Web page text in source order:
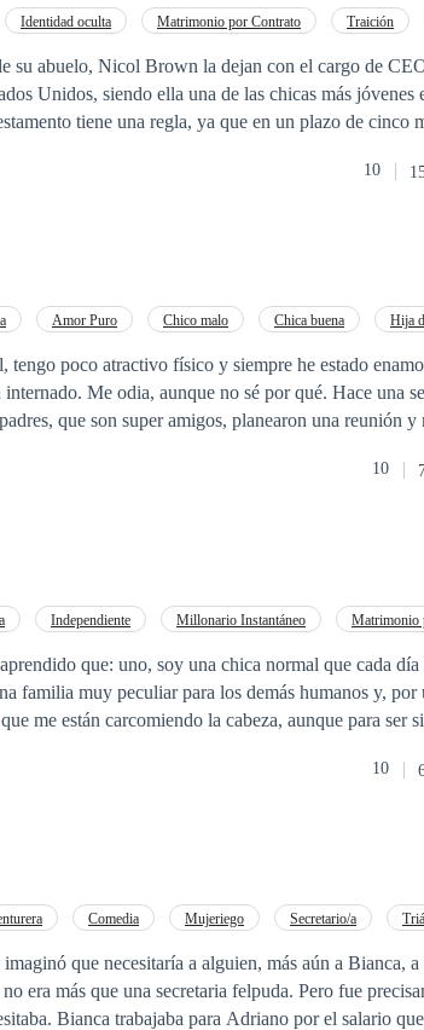
Identidad oculta Matrimonio por Contrato Traición
su abuelo, Nicol Brown la dejan con el cargo de
Unidos, siendo ella una de las chicas más
tiene una regla, ya que en un plazo de cinco
a permitir perder su cargo, así que trataría tener un
10
Amor Puro Chico malo Chica buena
Hija
poco atractivo físico y siempre he estado
Me odia, aunque no sé por qué. Hace una
que son super amigos, planearon una reunión y
para él aunque nos conozcamos desde
10
Independiente Millonario Instantáneo
Matrimonio
que: uno, soy una chica normal que cada día
familia muy peculiar para los demás humanos y,
mental a futuro es: ¿Podré encontrar a mi otro yo? Es un dilema que creo
10
Comedia Mujeriego Secretario/a
que necesitaría a alguien, más aún a Bianca,
era más que una secretaria felpuda. Pero fue
Bianca trabajaba para Adriano por el salario